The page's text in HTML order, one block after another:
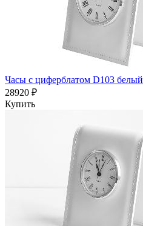
Часы с циферблатом D103 белый
28920 ₽
Купить